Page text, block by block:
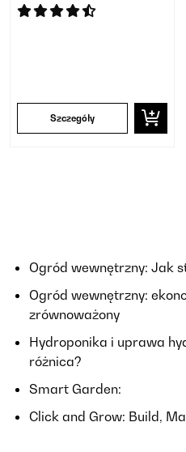
Szczegóły
Ogród wewnętrzny: Jak
Ogród wewnętrzny:
zrównoważony
Hydroponika i uprawa
różnica?
Smart Garden:
Click and Grow: Build,